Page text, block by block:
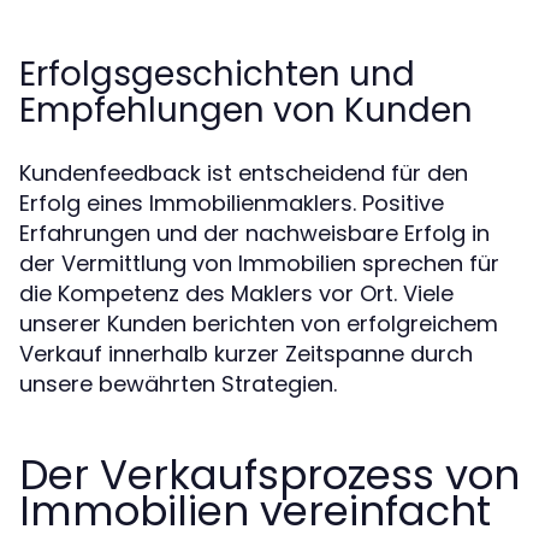
Erfolgsgeschichten und
Empfehlungen von Kunden
Kundenfeedback ist entscheidend für den
Erfolg eines Immobilienmaklers. Positive
Erfahrungen und der nachweisbare Erfolg in
der Vermittlung von Immobilien sprechen für
die Kompetenz des Maklers vor Ort. Viele
unserer Kunden berichten von erfolgreichem
Verkauf innerhalb kurzer Zeitspanne durch
unsere bewährten Strategien.
Der Verkaufsprozess von
Immobilien vereinfacht